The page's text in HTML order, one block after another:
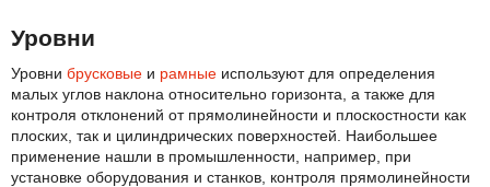
Уровни
Уровни брусковые и рамные используют для определения
малых углов наклона относительно горизонта, а также для
контроля отклонений от прямолинейности и плоскостности как
плоских, так и цилиндрических поверхностей. Наибольшее
применение нашли в промышленности, например, при
установке оборудования и станков, контроля прямолинейности